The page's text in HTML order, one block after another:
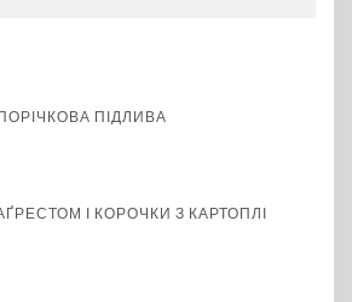
ПІДЛИВА
І КОРОЧКИ З КАРТОПЛІ